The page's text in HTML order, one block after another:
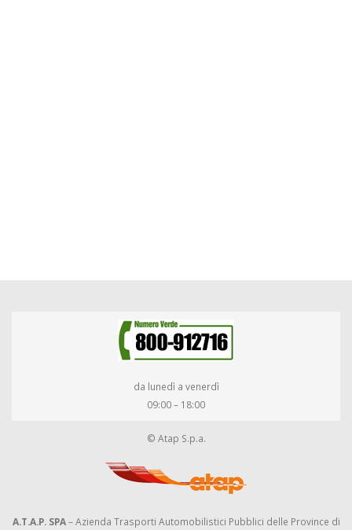
da lunedì a venerdì
09:00 – 18:00
© Atap S.p.a.
A.T.A.P. SPA– Azienda Trasporti Automobilistici Pubblici delle Province di